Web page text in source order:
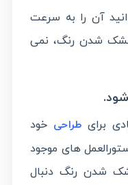
آن را به سرعت
خشک شدن رنگ، نمی
برایطراحی خود
های موجود
شدن رنگ دنبال